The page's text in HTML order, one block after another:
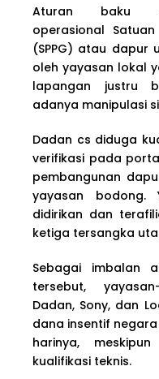
Aturan baku
operasional
(SPPG) atau dapur
oleh yayasan lokal
lapangan justru
adanya manipulasi
Dadan cs diduga
verifikasi pada
pembangunan
yayasan bodong.
didirikan dan
ketiga tersangka
Sebagai imbalan
tersebut,
Dadan, Sony, dan
dana insentif
harinya,
kualifikasi teknis.